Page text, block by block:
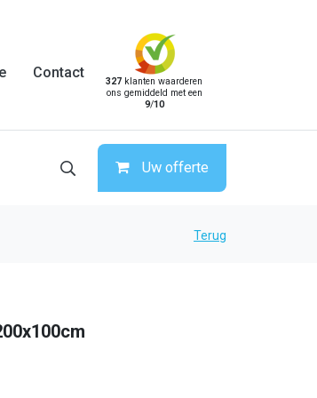
Contact
327 klanten waarderen
ons gemiddeld met een
9/10
Uw offerte
Terug